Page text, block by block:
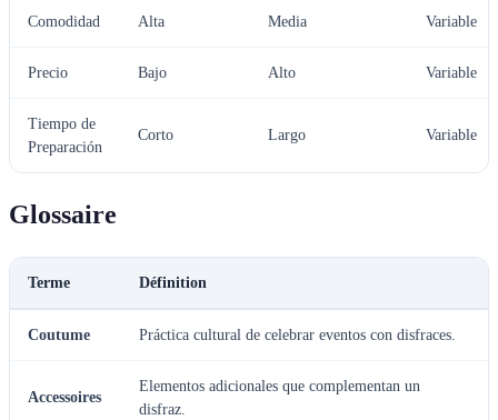
Comodidad Alta Media Variable
Precio Bajo Alto Variable
Tiempo de
Preparación
Corto Largo Variable
Glossaire
Terme Définition
Coutume Práctica cultural de celebrar eventos con disfraces.
Accessoires
Elementos adicionales que complementan un
disfraz.